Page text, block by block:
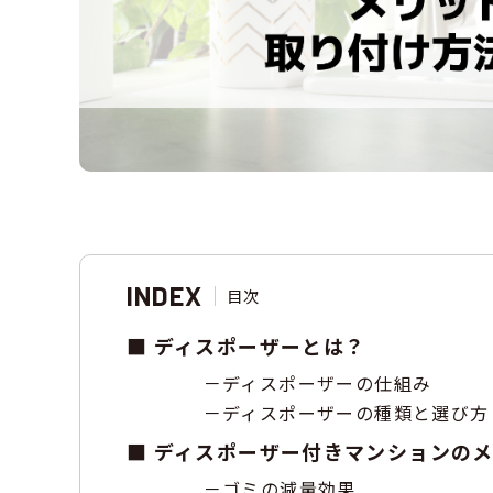
INDEX 目次
ディスポーザーとは？
ディスポーザーの仕組み
ディスポーザーの種類と選び方
ディスポーザー付きマンションの